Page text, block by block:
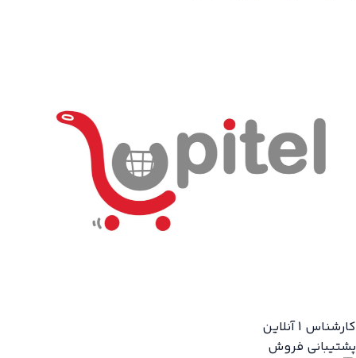
کارشناس 1 آنلاین
پشتیبانی فروش